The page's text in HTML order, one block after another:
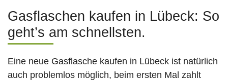
Gasflaschen kaufen in Lübeck: So
geht’s am schnellsten.
Eine neue Gasflasche kaufen in Lübeck ist natürlich
auch problemlos möglich, beim ersten Mal zahlt